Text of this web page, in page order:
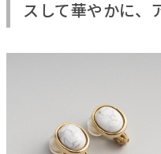
スして華やかに、